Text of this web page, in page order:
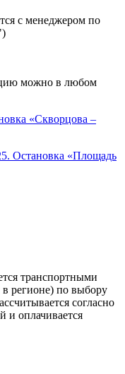
с менеджером по
можно в любом
«Скворцова –
Остановка «Площадь
транспортными
регионе) по выбору
согласно
и оплачивается